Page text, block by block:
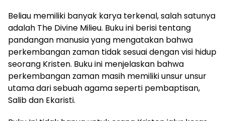
Beliau memiliki banyak karya terkenal, salah satunya
adalah The Divine Milieu. Buku ini berisi tentang
pandangan manusia yang mengatakan bahwa
perkembangan zaman tidak sesuai dengan visi hidup
seorang Kristen. Buku ini menjelaskan bahwa
perkembangan zaman masih memiliki unsur unsur
utama dari sebuah agama seperti pembaptisan,
Salib dan Ekaristi.